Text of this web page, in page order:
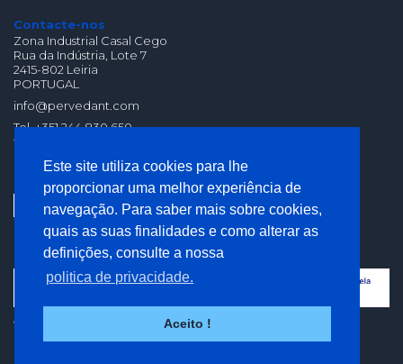
Este site utiliza cookies para lhe
proporcionar uma melhor experiência de
navegação. Para saber mais sobre cookies,
quais as suas finalidades e como alterar as
definições, consulte a nossa
politica de privacidade.
Aceito !
Contacte-nos
Zona Industrial Casal Cego
Rua da Indústria, Lote 7
2415-802 Leiria
PORTUGAL
info@pervedant.com
Tel. +351 244 830 650
fax. +351 244 830 659
Fixa Nacional)
© Copyright 2026 - Pervedant - Perfis | Vedantes